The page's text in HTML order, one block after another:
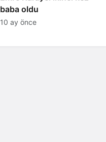
baba oldu
10 ay önce